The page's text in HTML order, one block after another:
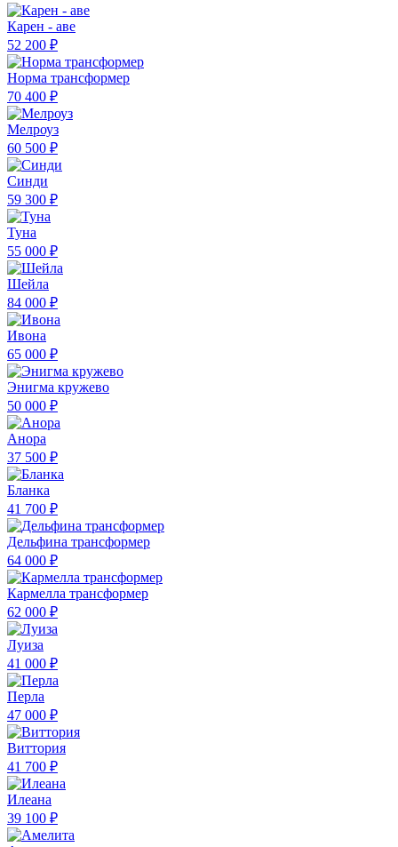
Карен - аве
52 200 ₽
Норма трансформер
70 400 ₽
Мелроуз
60 500 ₽
Синди
59 300 ₽
Туна
55 000 ₽
Шейла
84 000 ₽
Ивона
65 000 ₽
Энигма кружево
50 000 ₽
Анора
37 500 ₽
Бланка
41 700 ₽
Дельфина трансформер
64 000 ₽
Кармелла трансформер
62 000 ₽
Луиза
41 000 ₽
Перла
47 000 ₽
Виттория
41 700 ₽
Илеана
39 100 ₽